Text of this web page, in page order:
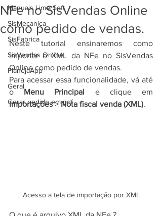
Manuais LimerSoft
SisMecanica
SisFabrica
SisVendas Online
PlanejaApp
Geral
Gerar pedido em pdf
NFe no SisVendas Online
como pedido de vendas.
Neste tutorial ensinaremos como
importar o XML da NFe no SisVendas
Online como pedido de vendas.
Para acessar essa funcionalidade, vá até
o
Menu Principal
Importações > Nota fiscal venda (XML).
Acesso a tela de importação por XML